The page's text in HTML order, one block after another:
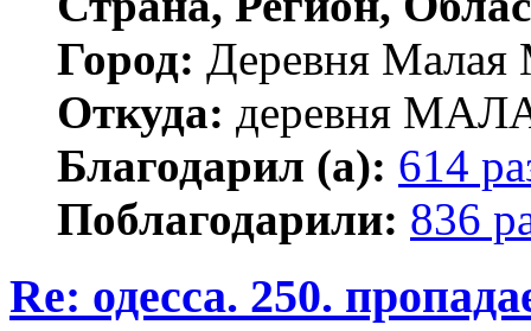
Город: Деревня Малая
Откуда: деревня
Благодарил (а): 614
Поблагодарили: 836
Re: одесса. 250.